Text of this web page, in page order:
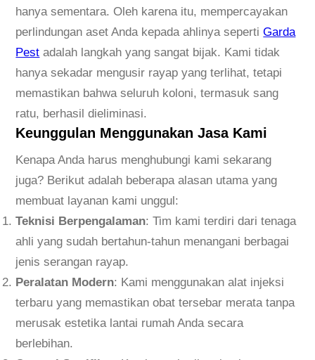
A
n
t
i
R
a
y
N
hanya sementara. Oleh karena itu, mempercayakan
perlindungan aset Anda kepada ahlinya sepertiGarda
Pest adalah langkah yang sangat bijak. Kami tidak
hanya sekadar mengusir rayap yang terlihat, tetapi
memastikan bahwa seluruh koloni, termasuk sang
ratu, berhasil dieliminasi.
Keunggulan Menggunakan Jasa Kami
Kenapa Anda harus menghubungi kami sekarang
juga? Berikut adalah beberapa alasan utama yang
membuat layanan kami unggul:
Teknisi Berpengalaman: Tim kami terdiri dari tenaga
ahli yang sudah bertahun-tahun menangani berbagai
jenis serangan rayap.
Peralatan Modern: Kami menggunakan alat injeksi
terbaru yang memastikan obat tersebar merata tanpa
merusak estetika lantai rumah Anda secara
berlebihan.